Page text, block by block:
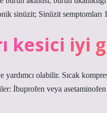
sinüzit; Sinüzit semptomları
kesici iyi
yardımcı olabilir. Sıcak
İbuprofen veya